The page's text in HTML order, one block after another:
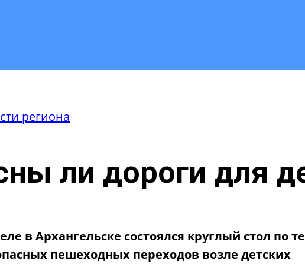
региона
ли дороги для
в Архангельске состоялся круглый стол по
пешеходных переходов возле детских